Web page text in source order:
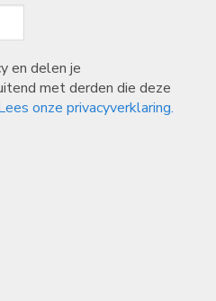
en delen je
met derden die deze
onze privacyverklaring.